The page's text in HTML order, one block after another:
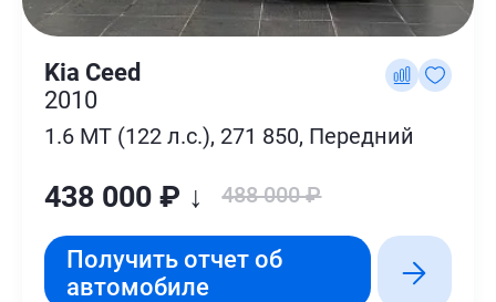
Kia Ceed
2010
1.6 MT (122 л.с.), 271 850, Передний
438 000 ₽ ↓ 488 000 ₽
Получить отчет об
автомобиле